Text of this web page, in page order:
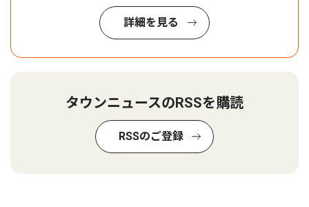
詳細を見る
タウンニュースのRSSを購読
RSSのご登録